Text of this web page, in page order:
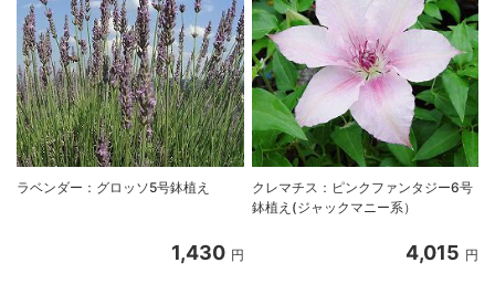
ラベンダー：グロッソ5号鉢植え
1,430 円
クレマチス：ピンクファンタジー6号
鉢植え(ジャックマニー系）
4,015 円